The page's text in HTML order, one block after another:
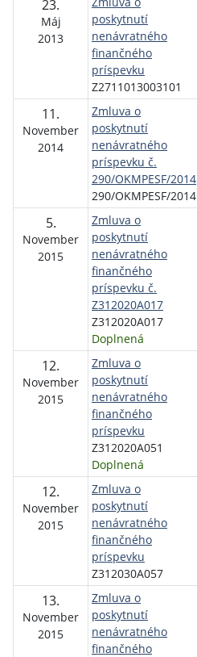
23.
Máj
2013
poskytnutí
nenávratného
finančného
príspevku
Z2711013003101
11.
November
2014
Zmluva o
poskytnutí
nenávratného
príspevku č.
290/OKMPESF/2014
290/OKMPESF/2014
5.
November
2015
Zmluva o
poskytnutí
nenávratného
finančného
príspevku č.
Z312020A017
Z312020A017
Doplnená
12.
November
2015
Zmluva o
poskytnutí
nenávratného
finančného
príspevku
Z312020A051
Doplnená
12.
November
2015
Zmluva o
poskytnutí
nenávratného
finančného
príspevku
Z312030A057
13.
November
2015
Zmluva o
poskytnutí
nenávratného
finančného